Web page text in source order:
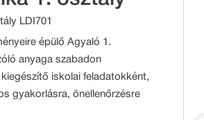
LDI701
épülő Agyaló 1.
anyaga szabadon
iskolai feladatokként,
gyakorlásra, önellenőrzésre